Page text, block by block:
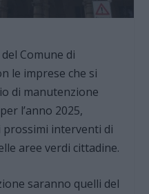
Comune di
le imprese che si
di manutenzione
l’anno 2025,
prossimi interventi di
aree verdi cittadine.
saranno quelli del